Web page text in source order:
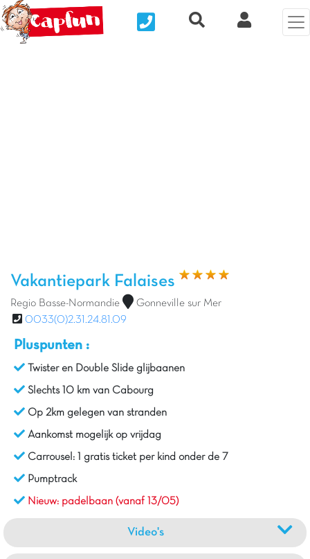
Nous contacterRecherche rapide
Mijn Clix
Vakantiepark Falaises
Regio Basse-Normandie
Gonneville sur Mer
0033(0)2.31.24.81.09
Pluspunten :
Twister en Double Slide glijbaanen
Slechts 10 km van Cabourg
Op 2km gelegen van stranden
Aankomst mogelijk op vrijdag
Carrousel: 1 gratis ticket per kind onder de 7
Pumptrack
Nieuw: padelbaan (vanaf 13/05)
Video's